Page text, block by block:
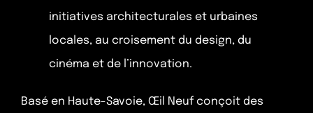
initiatives architecturales et urbaines
locales, au croisement du design, du
cinéma et de l’innovation.
Basé en Haute-Savoie, Œil Neuf conçoit des